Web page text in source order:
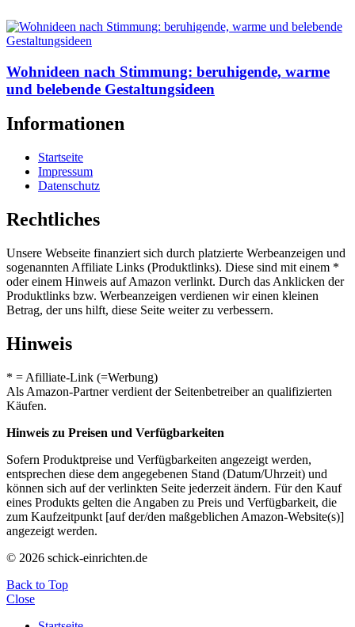
Wohnideen nach Stimmung: beruhigende, warme
und belebende Gestaltungsideen
Informationen
Startseite
Impressum
Datenschutz
Rechtliches
Unsere Webseite finanziert sich durch platzierte Werbeanzeigen und
sogenannten Affiliate Links (Produktlinks). Diese sind mit einem *
oder einem Hinweis auf Amazon verlinkt. Durch das Anklicken der
Produktlinks bzw. Werbeanzeigen verdienen wir einen kleinen
Betrag, der uns hilft, diese Seite weiter zu verbessern.
Hinweis
* = Afilliate-Link (=Werbung)
Als Amazon-Partner verdient der Seitenbetreiber an qualifizierten
Käufen.
Hinweis zu Preisen und Verfügbarkeiten
Sofern Produktpreise und Verfügbarkeiten angezeigt werden,
entsprechen diese dem angegebenen Stand (Datum/Uhrzeit) und
können sich auf der verlinkten Seite jederzeit ändern. Für den Kauf
eines Produkts gelten die Angaben zu Preis und Verfügbarkeit, die
zum Kaufzeitpunkt [auf der/den maßgeblichen Amazon-Website(s)]
angezeigt werden.
© 2026 schick-einrichten.de
Back to Top
Close